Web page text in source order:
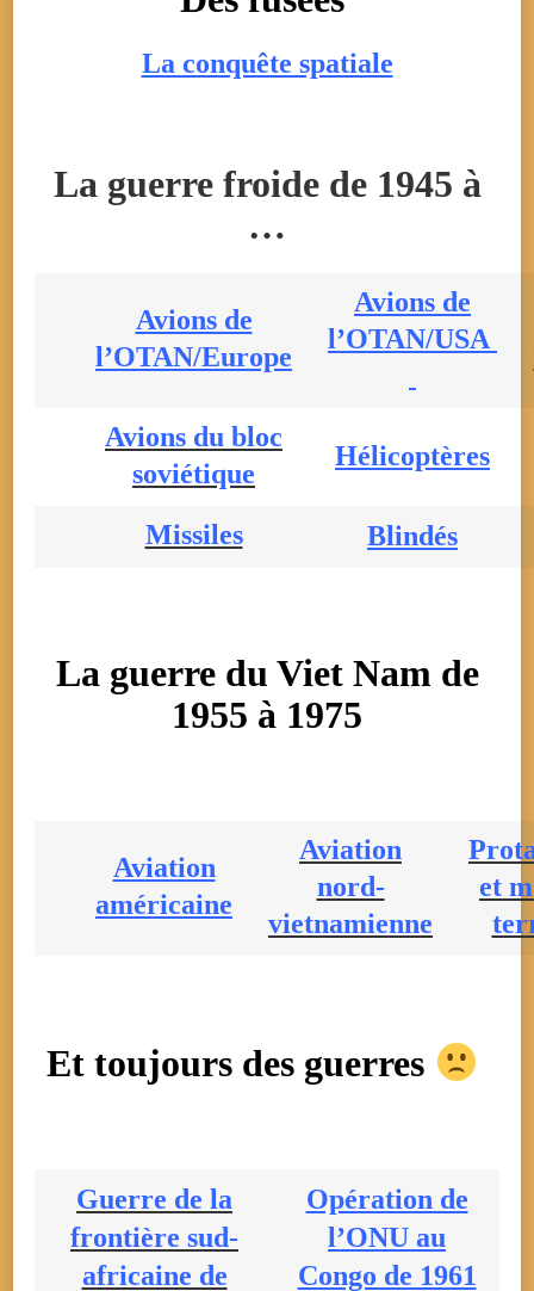
La conquête spatiale
La guerre froide de 1945 à
…
Avions de
l’OTAN/Europe
Avions de
l’OTAN/USA
Avions du bloc
soviétique
Hélicoptères
Missiles Blindés
La guerre du Viet Nam de
1955 à 1975
Aviation
américaine
Aviation
nord-
vietnamienne
et
Et toujours des guerres
Guerre de la
frontière sud-
africaine de
Opération de
l’ONU au
Congo de 1961